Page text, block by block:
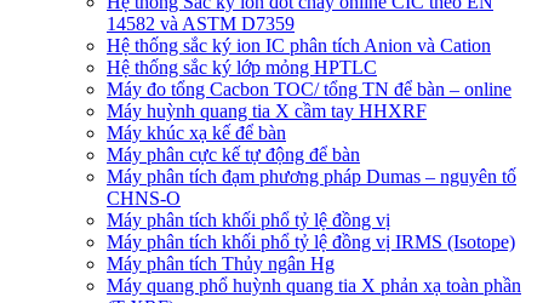
14582 và ASTM D7359
Hệ thống sắc ký ion IC phân tích Anion và Cation
Hệ thống sắc ký lớp mỏng HPTLC
Máy đo tổng Cacbon TOC/ tổng TN để bàn – online
Máy huỳnh quang tia X cầm tay HHXRF
Máy khúc xạ kế để bàn
Máy phân cực kế tự động để bàn
Máy phân tích đạm phương pháp Dumas – nguyên tố
CHNS-O
Máy phân tích khối phổ tỷ lệ đồng vị
Máy phân tích khối phổ tỷ lệ đồng vị IRMS (Isotope)
Máy phân tích Thủy ngân Hg
Máy quang phổ huỳnh quang tia X phản xạ toàn phần